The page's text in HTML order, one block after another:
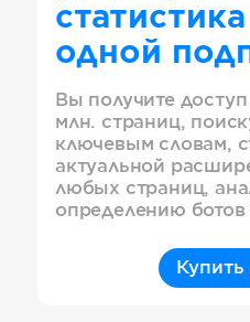
одной
Вы получите
млн. страниц,
ключевым словам,
актуальной
любых страниц,
определению
Купить